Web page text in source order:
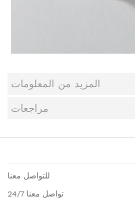
المزيد من المعلومات
مراجعات
للتواصل معنا
تواصل معنا 24/7